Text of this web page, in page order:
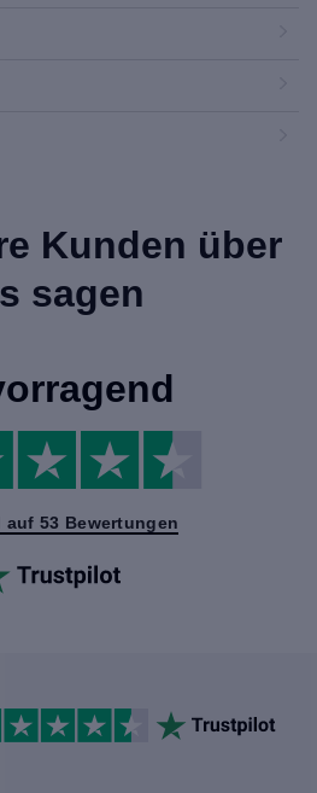
Kunden über
sagen
auf 53 Bewertungen